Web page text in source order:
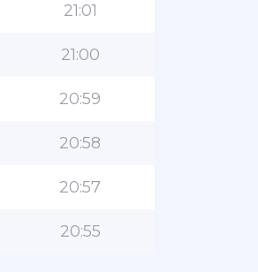
21:01
21:00
20:59
20:58
20:57
20:55